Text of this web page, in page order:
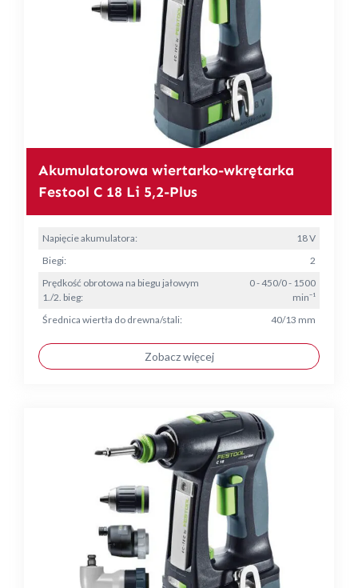
Akumulatorowa wiertarko-wkrętarka
Festool C 18 Li 5,2-Plus
Napięcie akumulatora:
18 V
Biegi:
2
Prędkość obrotowa na biegu jałowym
1./2. bieg:
0 - 450/0 - 1500
min⁻¹
Średnica wiertła do drewna/stali:
40/13 mm
Zobacz więcej